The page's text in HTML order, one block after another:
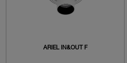
ARIEL IN&OUT F